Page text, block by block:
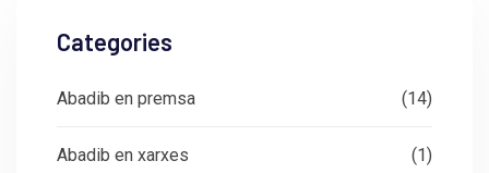
Categories
Abadib en premsa (14)
Abadib en xarxes (1)